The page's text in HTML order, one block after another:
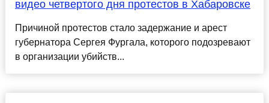
видео четвертого дня протестов в Хабаровске
Причиной протестов стало задержание и арест
губернатора Сергея Фургала, которого подозревают
в организации убийств...